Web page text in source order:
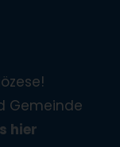
Gemeinde
hier